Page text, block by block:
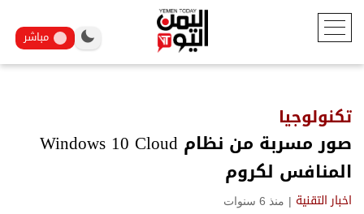
مباشر
تكنولوجيا
صور مسربة من نظام Windows 10 Cloud
المنافس لكروم
اخبار التقنية | منذ 6 سنوات